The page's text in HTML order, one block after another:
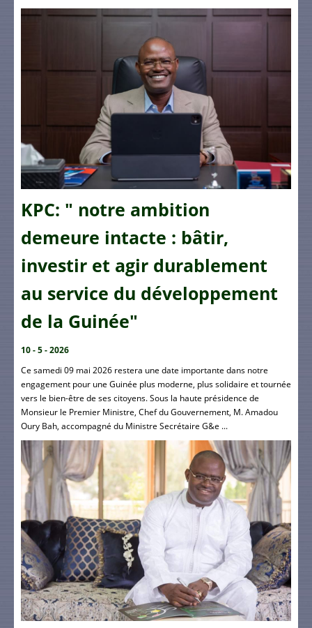
KPC: " notre ambition
demeure intacte : bâtir,
investir et agir durablement
au service du développement
de la Guinée"
10 - 5 - 2026
Ce samedi 09 mai 2026 restera une date importante dans notre
engagement pour une Guinée plus moderne, plus solidaire et tournée
vers le bien-être de ses citoyens. Sous la haute présidence de
Monsieur le Premier Ministre, Chef du Gouvernement, M. Amadou
Oury Bah, accompagné du Ministre Secrétaire G&e ...